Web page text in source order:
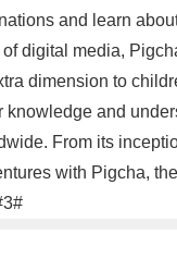
and learn
digital media,
dimension to
and
From its
with Pigcha,